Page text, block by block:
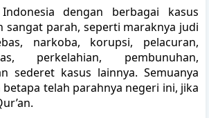
dengan berbagai kasus
sangat parah, seperti maraknya judi
narkoba, korupsi, pelacuran,
perkelahian, pembunuhan,
sederet kasus lainnya. Semuanya
telah parahnya negeri ini, jika